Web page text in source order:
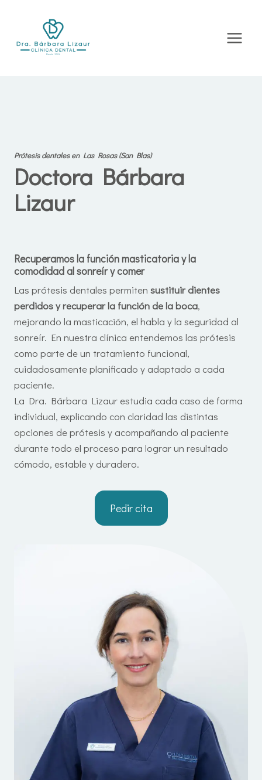
contenido
Prótesis dentales en Las Rosas (San Blas)
Doctora Bárbara
Lizaur
Recuperamos la función masticatoria y la
comodidad al sonreír y comer
Las prótesis dentales permiten sustituir dientes
perdidos y recuperar la función de la boca,
mejorando la masticación, el habla y la seguridad al
sonreír. En nuestra clínica entendemos las prótesis
como parte de un tratamiento funcional,
cuidadosamente planificado y adaptado a cada
paciente.
La Dra. Bárbara Lizaur estudia cada caso de forma
individual, explicando con claridad las distintas
opciones de prótesis y acompañando al paciente
durante todo el proceso para lograr un resultado
cómodo, estable y duradero.
Pedir cita